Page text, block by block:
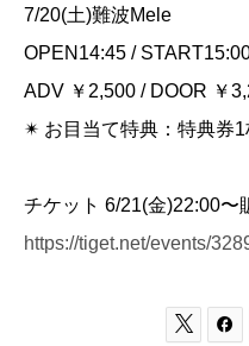
7/20(土)難波Mele
OPEN14:45 /
ADV ￥2,500 / DOOR ￥
✴︎ お目当て特典：特典券
チケット 6/21(金)22:00〜
https://tiget.net/events/
 